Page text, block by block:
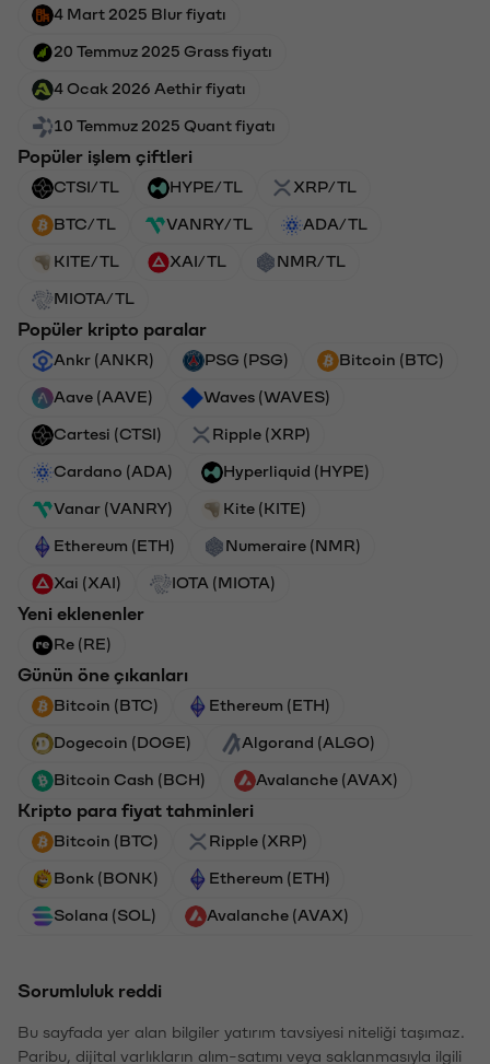
4 Mart 2025 Blur fiyatı
20 Temmuz 2025 Grass fiyatı
4 Ocak 2026 Aethir fiyatı
10 Temmuz 2025 Quant fiyatı
Popüler işlem çiftleri
CTSI/TL HYPE/TL XRP/TL
BTC/TL VANRY/TL ADA/TL
KITE/TL XAI/TL NMR/TL
MIOTA/TL
Popüler kripto paralar
Ankr (ANKR) PSG (PSG) Bitcoin (BTC)
Aave (AAVE) Waves (WAVES)
Cartesi (CTSI) Ripple (XRP)
Cardano (ADA) Hyperliquid (HYPE)
Vanar (VANRY) Kite (KITE)
Ethereum (ETH) Numeraire (NMR)
Xai (XAI) IOTA (MIOTA)
Yeni eklenenler
Re (RE)
Günün öne çıkanları
Bitcoin (BTC) Ethereum (ETH)
Dogecoin (DOGE) Algorand (ALGO)
Bitcoin Cash (BCH) Avalanche (AVAX)
Kripto para fiyat tahminleri
Bitcoin (BTC) Ripple (XRP)
Bonk (BONK) Ethereum (ETH)
Solana (SOL) Avalanche (AVAX)
Sorumluluk reddi
Bu sayfada yer alan bilgiler yatırım tavsiyesi niteliği taşımaz.
Paribu, dijital varlıkların alım-satımı veya saklanmasıyla ilgili